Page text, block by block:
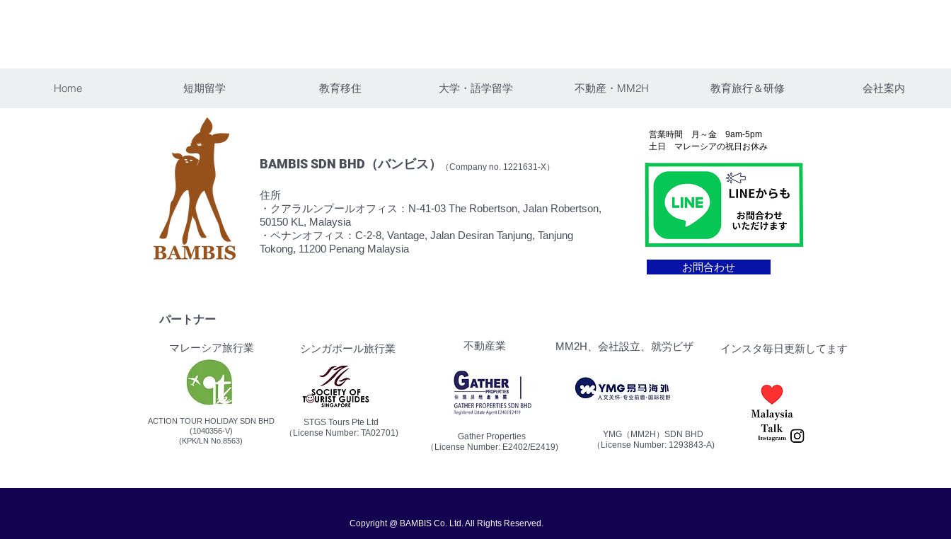
Home 短期留学 教育移住 大学・語学留学 不動産・MM2H 教育旅行＆研修 会社案内
BAMBIS SDN BHD（バンビス）
住所
・クアラルンプールオフィス：N-41-03 The Robertson, Jalan Robertson,
50150 KL, Malaysia
・ペナンオフィス：C-2-8, Vantage, Jalan Desiran Tanjung, Tanjung
Tokong, 11200 Penang Malaysia
（Company no. 1221631-X）
​営業時間 月～金 9am-5pm
​土日 マレーシアの祝日お休み
お問合わせ
シンガポール旅行業
パートナー
マレーシア旅行業
ACTION TOUR HOLIDAY SDN BHD
(1040356-V)
(KPK/LN No.8563)
STGS Tours Pte Ltd
（License Number: TA02701)
Gather Properties
（License Number: E2402/E2419)
MM2H、会社設立、就労ビザ​
​不動産業
YMG（MM2H）SDN BHD
（License Number: 1293843-A)
​インスタ毎日更新してます
Copyright @ BAMBIS Co. Ltd. All Rights Reserved.